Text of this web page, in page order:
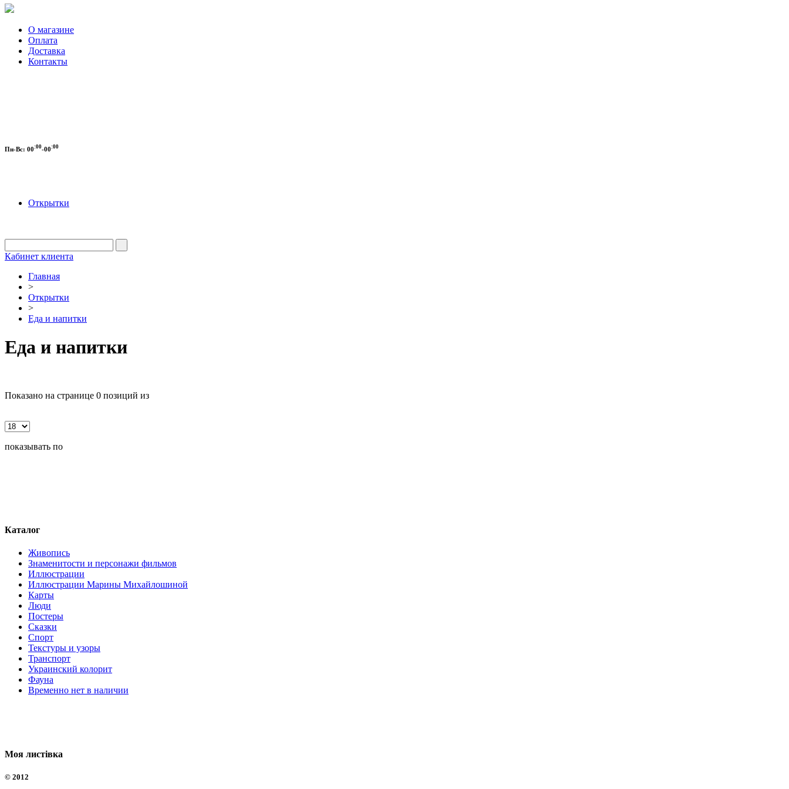
О магазине
Оплата
Доставка
Контакты
Пн-Вс: 00:00-00:00
Открытки
Кабинет клиента
Главная
>
Открытки
>
Еда и напитки
Еда и напитки
Показано на странице 0 позиций из
показывать по
Каталог
Живопись
Знаменитости и персонажи фильмов
Иллюстрации
Иллюстрации Марины Михайлошиной
Карты
Люди
Постеры
Сказки
Спорт
Текстуры и узоры
Транспорт
Украинский колорит
Фауна
Временно нет в наличии
Моя листівка
© 2012